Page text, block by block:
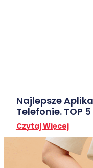
Najlepsze
Telefonie. TOP 5
Czytaj Więcej